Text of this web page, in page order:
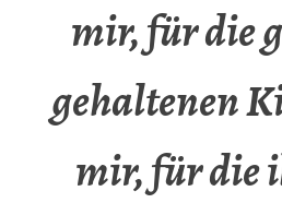
mir, für die
gehaltenen
mir, für die